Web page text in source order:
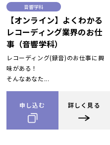
音響学科
【オンライン】よくわかる
レコーディング業界のお仕
事（音響学科）
レコーディング(録音)のお仕事に興
味がある！
そんなあなた...
申し込む 詳しく見る